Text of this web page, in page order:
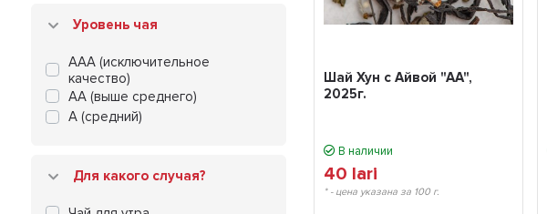
Уровень чая
ААА (исключительное
качество)
АА (выше среднего)
А (средний)
Для какого случая?
Шай Хун с Айвой "АА",
2025г.
В наличии
40 lari
* - цена указана за 100 г.